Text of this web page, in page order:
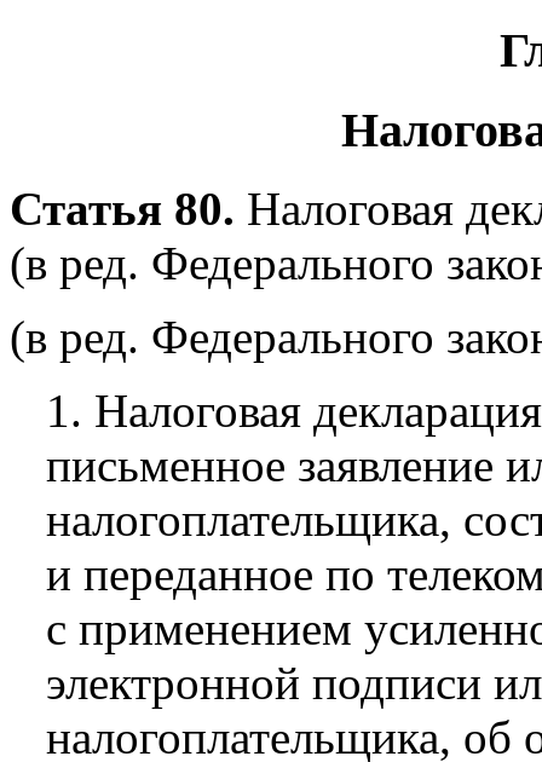
Статья 80. Налоговая
(в ред. Федерального
(в ред. Федерального
1. Налоговая
письменное заявление
налогоплательщика,
и переданное по
с применением
электронной подписи
налогоплательщика, об